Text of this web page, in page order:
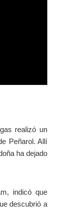
realizó un
Peñarol. Allí
ha dejado
indicó que
descubrió a